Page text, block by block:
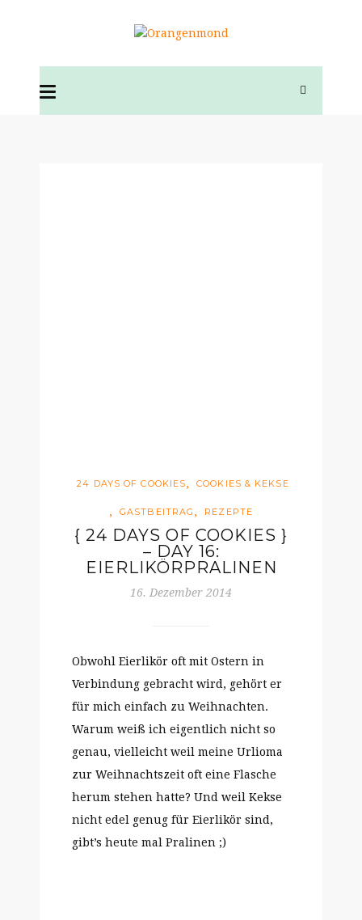
24 DAYS OF COOKIES, COOKIES & KEKSE
, GASTBEITRAG , REZEPTE
{ 24 DAYS OF COOKIES }
– DAY 16:
EIERLIKÖRPRALINEN
16. Dezember 2014
Obwohl Eierlikör oft mit Ostern in
Verbindung gebracht wird, gehört er
für mich einfach zu Weihnachten.
Warum weiß ich eigentlich nicht so
genau, vielleicht weil meine Urlioma
zur Weihnachtszeit oft eine Flasche
herum stehen hatte? Und weil Kekse
nicht edel genug für Eierlikör sind,
gibt’s heute mal Pralinen ;)